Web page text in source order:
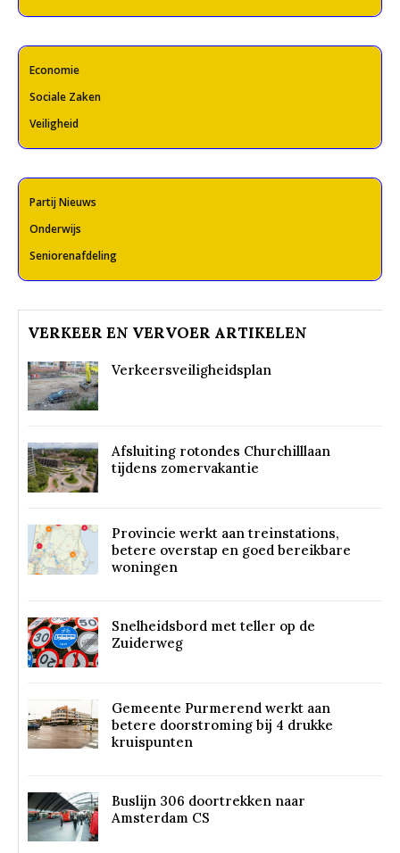
Economie
Sociale Zaken
Veiligheid
Partij Nieuws
Onderwijs
Seniorenafdeling
VERKEER EN VERVOER ARTIKELEN
Verkeersveiligheidsplan
Afsluiting rotondes Churchilllaan
tijdens zomervakantie
Provincie werkt aan treinstations,
betere overstap en goed bereikbare
woningen
Snelheidsbord met teller op de
Zuiderweg
Gemeente Purmerend werkt aan
betere doorstroming bij 4 drukke
kruispunten
Buslijn 306 doortrekken naar
Amsterdam CS